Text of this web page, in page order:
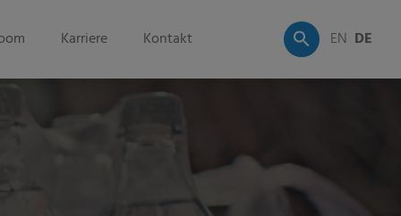
Karriere Kontakt EN DE